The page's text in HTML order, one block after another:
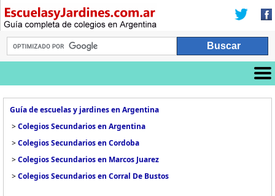
Guía de escuelas y jardines en Argentina
>Colegios Secundarios en Argentina
>Colegios Secundarios en Cordoba
>Colegios Secundarios en Marcos Juarez
>Colegios Secundarios en Corral De Bustos